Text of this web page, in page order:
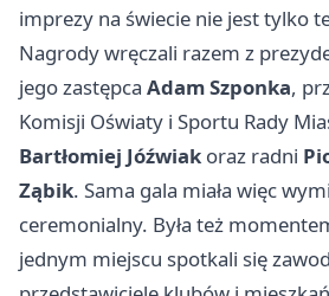
imprezy na świecie nie jest tylko
Nagrody wręczali razem z
jego zastępca Adam Szponka,
Komisji Oświaty i Sportu Rady
Bartłomiej Jóźwiak oraz radni
Ząbik. Sama gala miała więc
ceremonialny. Była też
jednym miejscu spotkali się